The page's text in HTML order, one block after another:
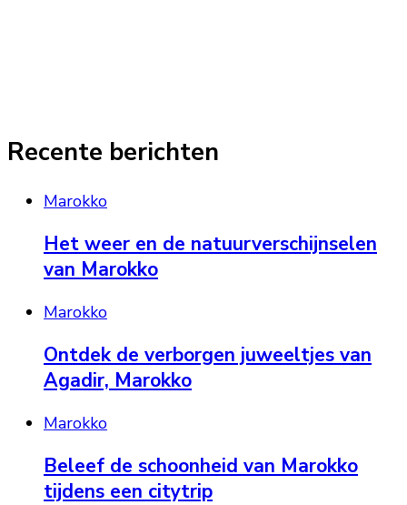
Recente berichten
Marokko
Het weer en de natuurverschijnselen
van Marokko
Marokko
Ontdek de verborgen juweeltjes van
Agadir, Marokko
Marokko
Beleef de schoonheid van Marokko
tijdens een citytrip